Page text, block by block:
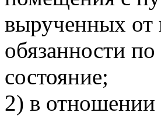
вырученных от
обязанности
состояние;
2) в отношении